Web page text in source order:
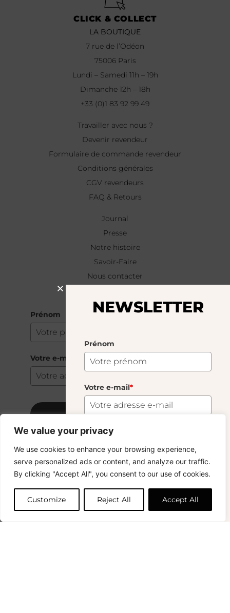
We value your privacy
We use cookies to enhance your browsing experience,
serve personalized ads or content, and analyze our traffic.
By clicking "Accept All", you consent to our use of cookies.
Customize Reject All Accept All
Murano Moyen Bougie Blue
CLICK & COLLECT
LA BOUTIQUE
7 rue de l’Odéon
75006 Paris
Lundi – Samedi 11h – 19h
Dimanche 12h – 18h
+33 (0)1 83 92 99 49
Travailler avec nous ?
Devenir revendeur
Formulaire de commande revendeur
Conditions générales
CGV revendeurs
FAQ & Retours
Journal
Presse
Notre histoire
Savoir-Faire
Nous contacter
Prénom
Votre e-mail
S'abonner
Copyright © 2024 – © La Soufflerie.
Toutes les créations, tous les designs et tous les contenus sont
protégés par le droit d’auteur et le droit des marques.
Photos non contractuelles.
NEWSLETTER
Prénom
Votre e-mail*
Vous voulez rester informé ? Inscrivez-vous